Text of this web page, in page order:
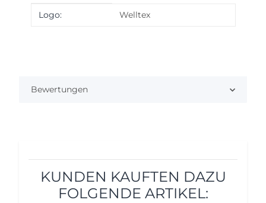
Produkteigenschaft
Wert
Logo: Welltex
Bewertungen
KUNDEN KAUFTEN DAZU
FOLGENDE ARTIKEL: